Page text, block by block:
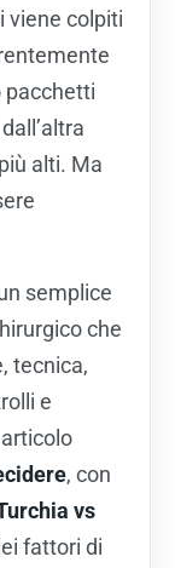
viene colpiti
pacchetti
alti. Ma
semplice
che
tecnica,
e
, con
vs
fattori di